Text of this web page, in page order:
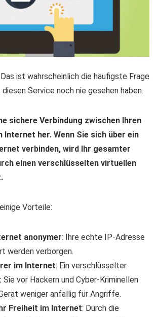
ist wahrscheinlich die häufigste Frage
Service noch nie gesehen haben.
sichere Verbindung zwischen Ihren
Internet her. Wenn Sie sich über ein
verbinden, wird Ihr gesamter
einen verschlüsselten virtuellen
Vorteile:
anonymer: Ihre echte IP-Adresse
werden verborgen.
im Internet: Ein verschlüsselter
vor Hackern und Cyber-Kriminellen
weniger anfällig für Angriffe.
Freiheit im Internet: Durch die